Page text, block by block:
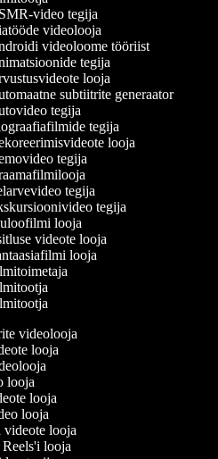
video tegija
videolooja
videoloome tööriist
tegija
looja
subtiitrite generaator
tegija
tegija
looja
tegija
tegija
tegija
looja
videote looja
looja
videolooja
looja
looja
looja
looja
videote looja
Reels'i looja